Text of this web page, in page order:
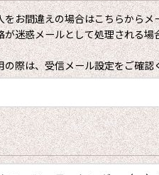
をお間違えの場合はこちらから
が迷惑メールとして処理される
の際は、受信メール設定をご確認